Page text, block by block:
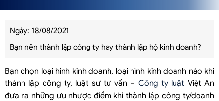
Ngày: 18/08/2021
Bạn nên thành lập công ty hay thành lập hộ kinh doanh?
Bạn chọn loại hình kinh doanh, loại hình kinh doanh nào khi
thành lập công ty, luật sư tư vấn – Công ty luật Việt An
đưa ra những ưu nhược điểm khi thành lập công ty/doanh